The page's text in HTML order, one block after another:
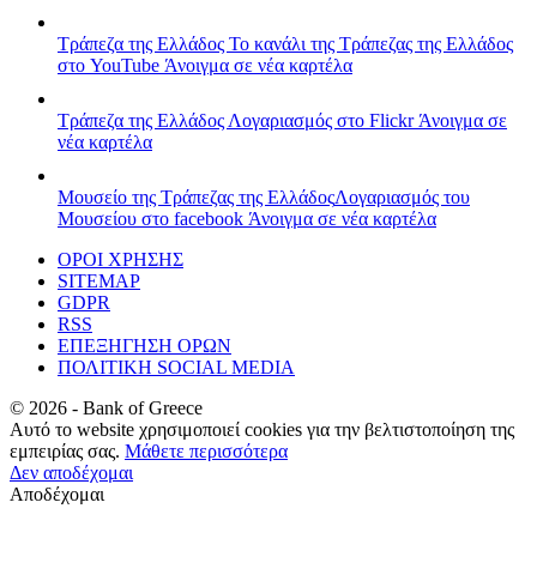
Τράπεζα της Ελλάδος Το κανάλι της Τράπεζας της Ελλάδος
στο YouTube Άνοιγμα σε νέα καρτέλα
Τράπεζα της Ελλάδος Λογαριασμός στο FlickrΆνοιγμα σε
νέα καρτέλα
Μουσείο της Τράπεζας της ΕλλάδοςΛογαριασμός του
Μουσείου στο facebook Άνοιγμα σε νέα καρτέλα
ΟΡΟΙ ΧΡΗΣΗΣ
SITEMAP
GDPR
RSS
ΕΠΕΞΗΓΗΣΗ ΟΡΩΝ
ΠΟΛΙΤΙΚΗ SOCIAL MEDIA
© 2026 - Bank of Greece
Αυτό το website χρησιμοποιεί cookies για την βελτιστοποίηση της
εμπειρίας σας. Μάθετε περισσότερα
Δεν αποδέχομαι
Αποδέχομαι